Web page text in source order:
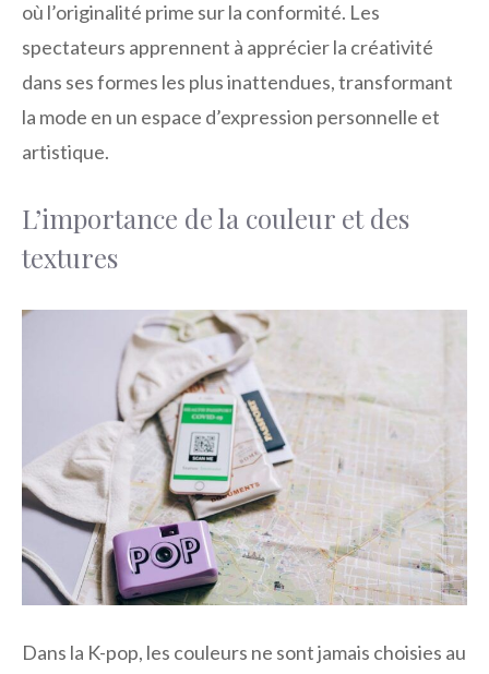
où l’originalité prime sur la conformité. Les
spectateurs apprennent à apprécier la créativité
dans ses formes les plus inattendues, transformant
la mode en un espace d’expression personnelle et
artistique.
L’importance de la couleur et des
textures
Dans la K-pop, les couleurs ne sont jamais choisies au